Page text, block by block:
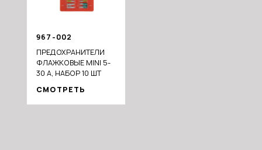
967-002
ПРЕДОХРАНИТЕЛИ
ФЛАЖКОВЫЕ MINI 5-
30 А, НАБОР 10 ШТ
СМОТРЕТЬ